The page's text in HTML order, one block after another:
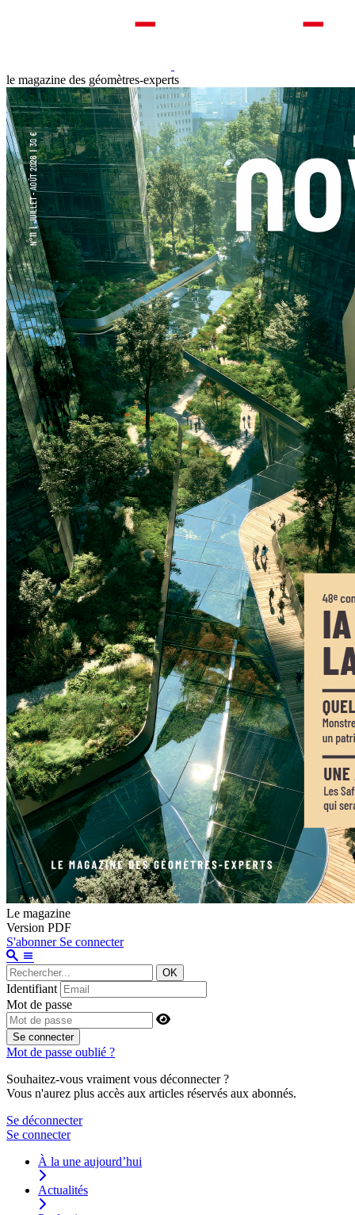
le magazine des géomètres-experts
Le magazine
Version PDF
S'abonner Se connecter
OK
Identifiant
Mot de passe
Se connecter
Mot de passe oublié ?
Souhaitez-vous vraiment vous déconnecter ?
Vous n'aurez plus accès aux articles réservés aux abonnés.
Se déconnecter
Se connecter
À la une aujourd’hui
Actualités